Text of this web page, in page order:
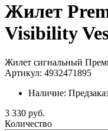
Жилет
Visibility
Жилет сигнальный
Артикул: 4932471895
Наличие:
3 330 руб.
Количество